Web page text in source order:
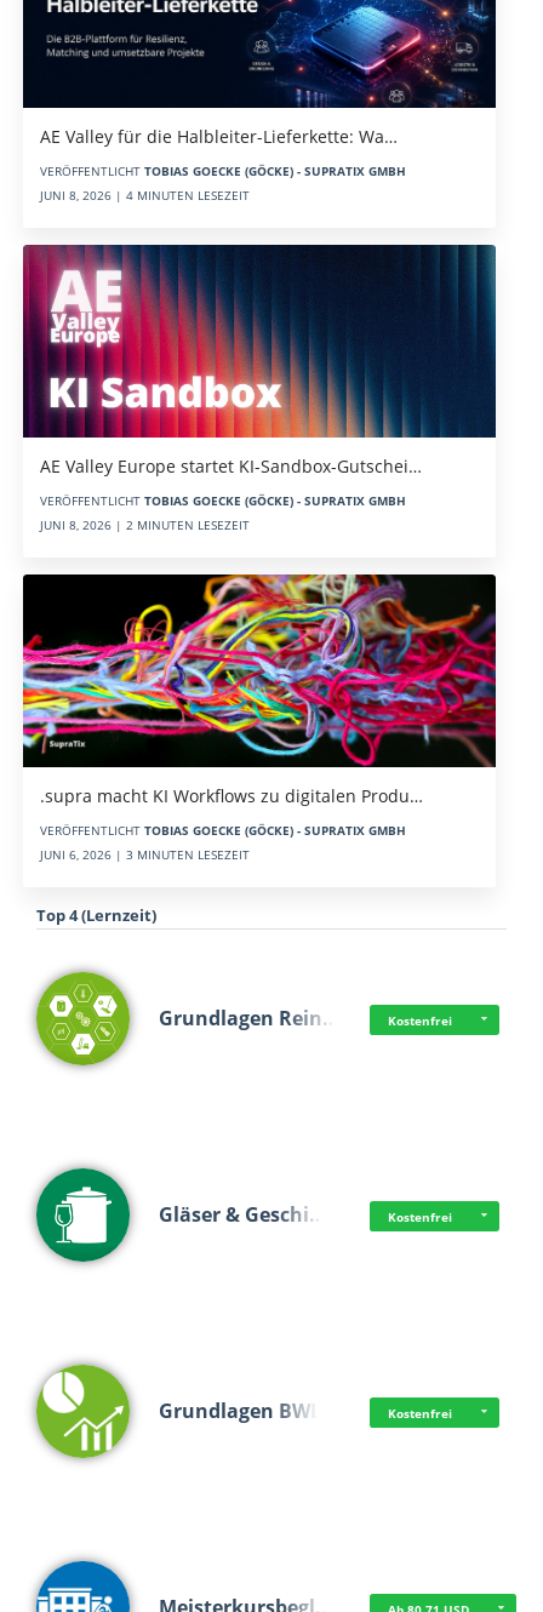
AE Valley für die Halbleiter-Lieferkette: Wa…
VERÖFFENTLICHT TOBIAS GOECKE (GÖCKE) - SUPRATIX GMBH
JUNI 8, 2026 | 4 MINUTEN LESEZEIT
AE Valley Europe startet KI-Sandbox-Gutschei…
VERÖFFENTLICHT TOBIAS GOECKE (GÖCKE) - SUPRATIX GMBH
JUNI 8, 2026 | 2 MINUTEN LESEZEIT
.supra macht KI Workflows zu digitalen Produ…
VERÖFFENTLICHT TOBIAS GOECKE (GÖCKE) - SUPRATIX GMBH
JUNI 6, 2026 | 3 MINUTEN LESEZEIT
Top 4 (Lernzeit)
Grundlagen Rein… Kostenfrei
Gläser & Geschi… Kostenfrei
Grundlagen BWL Kostenfrei